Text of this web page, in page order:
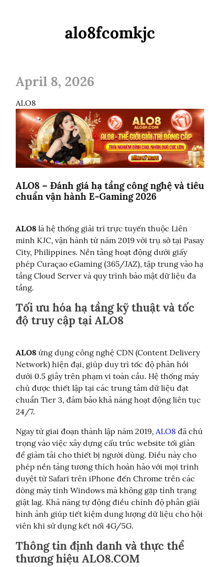
alo8fcomkjc
April 8, 2026
ALO8 – Đánh giá hạ tầng công nghệ và tiêu
chuẩn vận hành E-Gaming 2026
ALO8 là hệ thống giải trí trực tuyến thuộc Liên
minh KJC, vận hành từ năm 2019 với trụ sở tại Pasay
City, Philippines. Nền tảng hoạt động dưới giấy
phép Curaçao eGaming (365/JAZ), tập trung vào hạ
tầng Cloud Server và quy trình bảo mật dữ liệu đa
tầng.
Tối ưu hóa hạ tầng kỹ thuật và tốc
độ truy cập tại ALO8
ALO8 ứng dụng công nghệ CDN (Content Delivery
Network) hiện đại, giúp duy trì tốc độ phản hồi
dưới 0.5 giây trên phạm vi toàn cầu. Hệ thống máy
chủ được thiết lập tại các trung tâm dữ liệu đạt
chuẩn Tier 3, đảm bảo khả năng hoạt động liên tục
24/7.
Ngay từ giai đoạn thành lập năm 2019, ALO8 đã chú
trọng vào việc xây dựng cấu trúc website tối giản
để giảm tải cho thiết bị người dùng. Điều này cho
phép nền tảng tương thích hoàn hảo với mọi trình
duyệt từ Safari trên iPhone đến Chrome trên các
dòng máy tính Windows mà không gặp tình trạng
giật lag. Khả năng tự động điều chỉnh độ phân giải
hình ảnh giúp tiết kiệm dung lượng dữ liệu cho hội
viên khi sử dụng kết nối 4G/5G.
Thông tin định danh và thực thể
thương hiệu ALO8.COM